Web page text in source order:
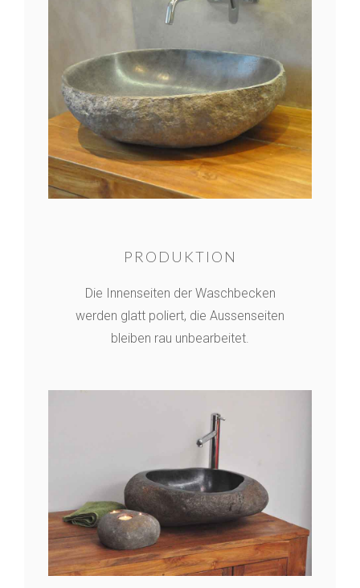
PRODUKTION
Die Innenseiten der Waschbecken
werden glatt poliert, die Aussenseiten
bleiben rau unbearbeitet.